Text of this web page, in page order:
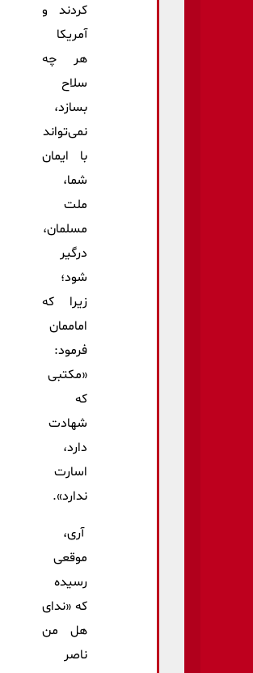
کردند و
آمریکا
هر چه
سلاح
بسازد،
نمی‌تواند
با ایمان
شما،
ملت
مسلمان،
درگیر
شود؛
زیرا که
اماممان
فرمود:
«مکتبی
که
شهادت
دارد،
اسارت
ندارد».
آری،
موقعی
رسیده
که «ندای
هل من
ناصر